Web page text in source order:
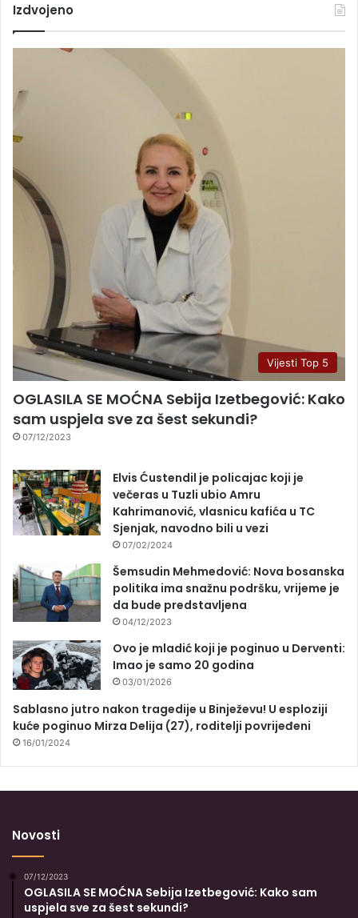
Izdvojeno
Vijesti Top 5
OGLASILA SE MOĆNA Sebija Izetbegović: Kako
sam uspjela sve za šest sekundi?
07/12/2023
Elvis Ćustendil je policajac koji je
večeras u Tuzli ubio Amru
Kahrimanović, vlasnicu kafića u TC
Sjenjak, navodno bili u vezi
07/02/2024
Šemsudin Mehmedović: Nova bosanska
politika ima snažnu podršku, vrijeme je
da bude predstavljena
04/12/2023
Ovo je mladić koji je poginuo u Derventi:
Imao je samo 20 godina
03/01/2026
Sablasno jutro nakon tragedije u Binježevu! U esploziji
kuće poginuo Mirza Delija (27), roditelji povrijeđeni
16/01/2024
Novosti
07/12/2023
OGLASILA SE MOĆNA Sebija Izetbegović: Kako sam
uspjela sve za šest sekundi?